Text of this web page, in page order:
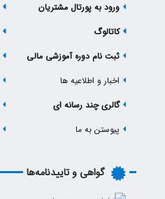
ورود به پورتال مشتریان
کاتالوگ
ثبت نام دوره آموزشی مالی
اخبار و اطلاعیه ها
گالری چند رسانه ای
پیوستن به ما
گواهی و تاییدنامه‌ها